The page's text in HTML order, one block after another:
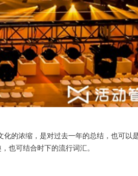
的浓缩，是对过去一年的总结，也可以
也可结合时下的流行词汇。